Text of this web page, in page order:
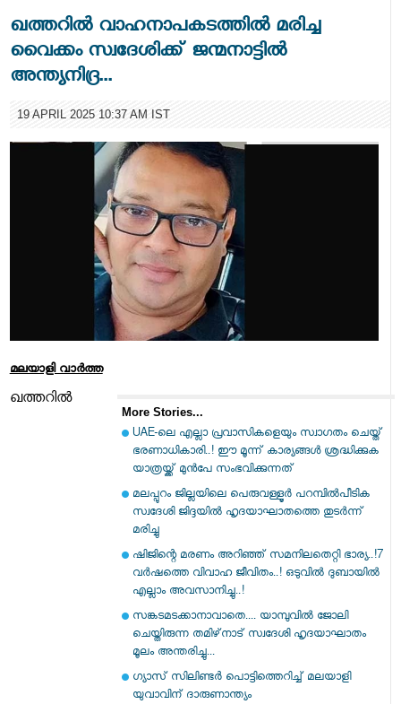
ഖത്തറില്‍ വാഹനാപകടത്തില്‍ മരിച്ച
വൈക്കം സ്വദേശിക്ക് ജന്മനാട്ടില്‍
അന്ത്യനിദ്ര...
19 APRIL 2025 10:37 AM IST
മലയാളി വാര്‍ത്ത
More Stories...
UAE-ലെ എല്ലാ പ്രവാസികളെയും സ്വാഗതം ചെയ്ത്
ഭരണാധികാരി..! ഈ മൂന്ന് കാര്യങ്ങൾ ശ്രദ്ധിക്കുക
യാത്രയ്ക്ക് മുൻപേ സംഭവിക്കുന്നത്
മലപ്പുറം ജില്ലയിലെ പെരുവള്ളൂർ പറമ്പിൽപീടിക
സ്വദേശി ജിദ്ദയിൽ ഹൃദയാഘാതത്തെ തുടർന്ന്
മരിച്ചു
ഷിജിന്റെ മരണം അറിഞ്ഞ് സമനിലതെറ്റി ഭാര്യ..!7
വർഷത്തെ വിവാഹ ജീവിതം..! ഒടുവിൽ ദുബായിൽ
എല്ലാം അവസാനിച്ചു..!
സങ്കടമടക്കാനാവാതെ.... യാമ്പുവിൽ ജോലി
ചെയ്തിരുന്ന തമിഴ്‌നാട് സ്വദേശി ഹൃദയാഘാതം
മൂലം അന്തരിച്ചു...
ഗ്യാസ് സിലിണ്ടര്‍ പൊട്ടിത്തെറിച്ച് മലയാളി
യുവാവിന് ദാരുണാന്ത്യം
ഖത്തറില്‍